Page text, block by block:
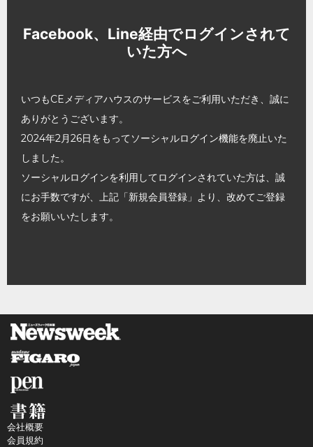
Facebook、Line経由でログインされて
いた方へ
いつもCEメディアハウスのサービスをご利用いただき、誠に
ありがとうございます。
2024年2月26日をもってソーシャルログイン機能を廃止いた
しました。
ソーシャルログインを利用してログインされていた方は、誠
にお手数ですが、上記「新規会員登録」より、改めてご登録
をお願いいたします。
会社概要
会員規約